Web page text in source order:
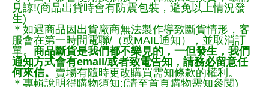
見諒!(商品出貨時會有防震包裝，避免以上情況發
生)
＊如遇商品因出貨廠商無法製作導致斷貨情形，客
服會在第一時間電聯/（或MAIL通知），並取消訂
單。 商品斷貨是我們都不樂見的，一但發生，我們
通知方式會有email/或者致電告知，請務必留意任
何來信。 賣場有隨時更改購買需知條款的權利。
＊專輯說明得購物須知:(請至首頁購物需知參閱)